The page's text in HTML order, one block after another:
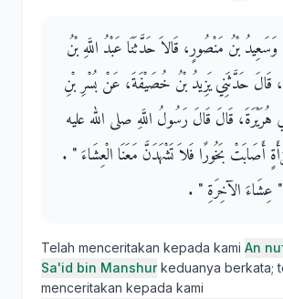
وَسَعِيدُ بْنُ مَنْصُورٍ، قَالاَ حَدَّثَنَا عَبْدُ اللَّهِ بْنُ
قَالَ حَدَّثَنِي يَزِيدُ بْنُ خُصَيْفَةَ، عَنْ بُسْرِ بْنِ
قَالَ قَالَ رَسُولُ اللَّهِ صلى الله عليه
أَصَابَتْ بَخُورًا فَلاَ تَشْهَدَنَّ مَعَنَا الْعِشَاءَ ‏"‏ ‏.‏
عِشَاءَ الآخِرَةِ ‏"‏ ‏.‏
Telah menceritakan kepada kami An
Sa'id bin Manshurkeduanya berkata;
menceritakan kepada kami